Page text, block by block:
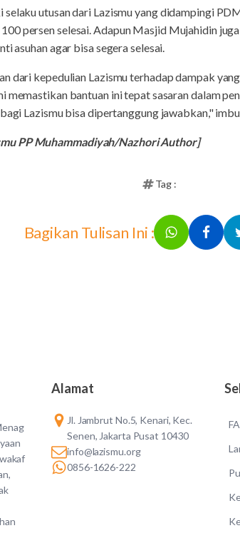
selaku utusan dari Lazismu yang didampingi
persen selesai. Adapun Masjid Mujahidin
asuhan agar bisa segera selesai.
dari kepedulian Lazismu terhadap dampak
memastikan bantuan ini tepat sasaran dalam
Lazismu bisa dipertanggung jawabkan,"
PP Muhammadiyah/Nazhori Author]
Tag :
Bagikan Tulisan Ini :
Alamat
Jl. Jambrut No.5, Kenari, Kec.
Senen, Jakarta Pusat 10430
info@lazismu.org
0856-1626-222